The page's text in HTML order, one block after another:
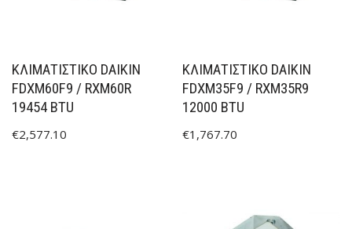
ΚΛΙΜΑΤΙΣΤΙΚΟ DAIKIN
FDXM60F9 / RXM60R
19454 BTU
€2,577.10
ΚΛΙΜΑΤΙΣΤΙΚΟ DAIKIN
FDXM35F9 / RXM35R9
12000 BTU
€1,767.70